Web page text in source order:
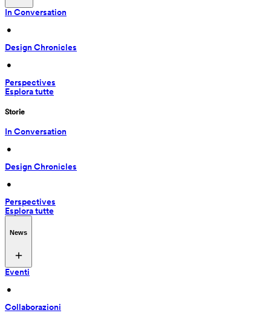
In Conversation
•
Design Chronicles
•
Perspectives
Esplora tutte
Storie
In Conversation
•
Design Chronicles
•
Perspectives
Esplora tutte
News
Eventi
•
Collaborazioni